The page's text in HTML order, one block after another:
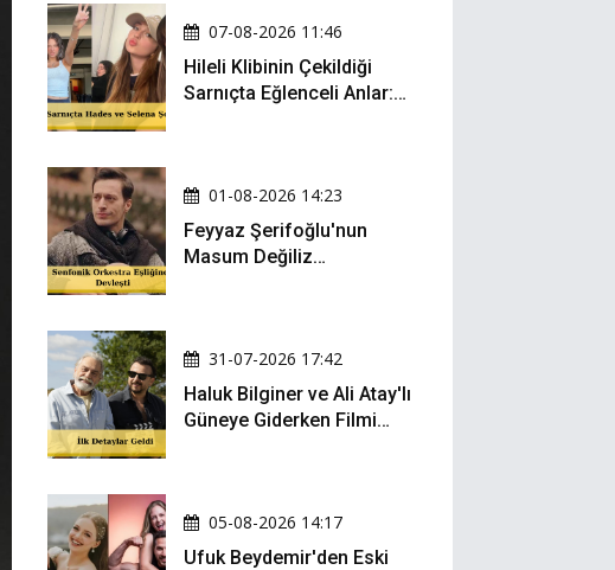
07-08-2026 11:46
Hileli Klibinin Çekildiği
Sarnıçta Eğlenceli Anlar:
01-08-2026 14:23
Feyyaz Şerifoğlu'nun
Masum Değiliz
31-07-2026 17:42
Haluk Bilginer ve Ali Atay'lı
Güneye Giderken Filmi
05-08-2026 14:17
Ufuk Beydemir'den Eski